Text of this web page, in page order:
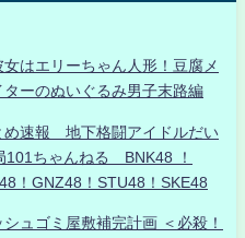
はエリーちゃん人形！豆腐メ
ーのぬいぐるみ男子末路編
速報 地下格闘アイドルだい
ちゃんねる BNK48 ！
！GNZ48！STU48！SKE48
ュゴミ屋敷補完計画 ＜必殺！